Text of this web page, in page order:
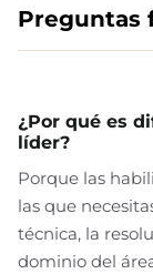
Preguntas
¿Por qué es
líder?
Porque las
las que
técnica, la
dominio del